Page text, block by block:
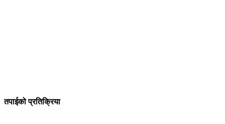
तपाईको प्रतिक्रिया